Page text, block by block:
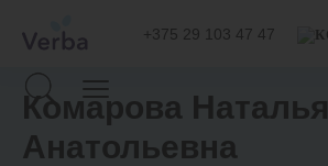
+375 29 103 47 47
Комарова Наталья
Анатольевна